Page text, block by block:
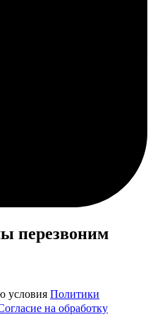
перезвоним
условия Политики
на обработку